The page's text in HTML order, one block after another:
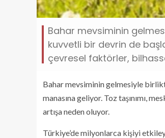
Bahar mevsiminin
kuvvetli bir devrin de
çevresel faktörler,
Bahar mevsiminin gelmesiyle
manasına geliyor. Toz taşınımı,
artışa neden oluyor.
Türkiye’de milyonlarca kişiyi